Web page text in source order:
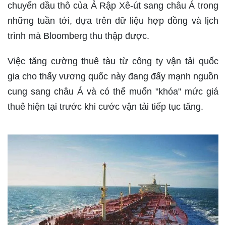
chuyển dầu thô của Ả Rập Xê-út sang châu Á trong
những tuần tới, dựa trên dữ liệu hợp đồng và lịch
trình mà Bloomberg thu thập được.
Việc tăng cường thuê tàu từ công ty vận tải quốc
gia cho thấy vương quốc này đang đẩy mạnh nguồn
cung sang châu Á và có thể muốn "khóa" mức giá
thuê hiện tại trước khi cước vận tải tiếp tục tăng.